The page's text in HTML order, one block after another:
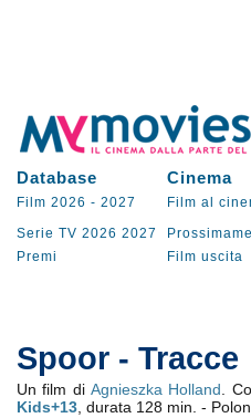
Database Cinema
Film 2026 - 2027 Film al
Serie TV 2026 2027
Premi
Film uscita
Spoor - Tracce
Un film di Agnieszka Holland .
Kids+13, durata 128 min. -